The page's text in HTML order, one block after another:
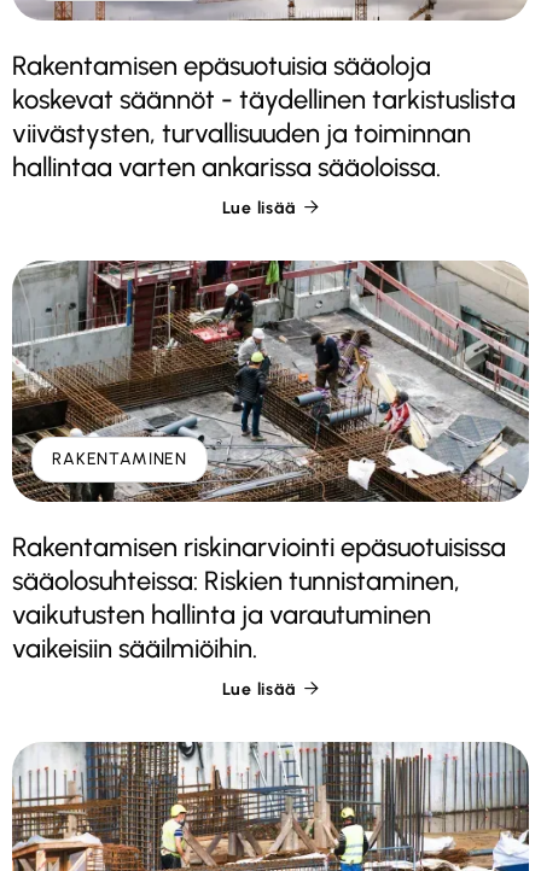
Rakentamisen epäsuotuisia sääoloja
koskevat säännöt - täydellinen tarkistuslista
viivästysten, turvallisuuden ja toiminnan
hallintaa varten ankarissa sääoloissa.
Lue lisää 
RAKENTAMINEN
Rakentamisen riskinarviointi epäsuotuisissa
sääolosuhteissa: Riskien tunnistaminen,
vaikutusten hallinta ja varautuminen
vaikeisiin sääilmiöihin.
Lue lisää 